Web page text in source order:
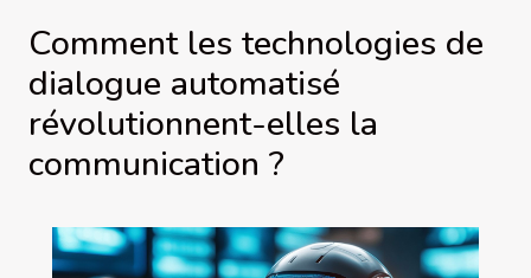
Comment les technologies de
dialogue automatisé
révolutionnent-elles la
communication ?